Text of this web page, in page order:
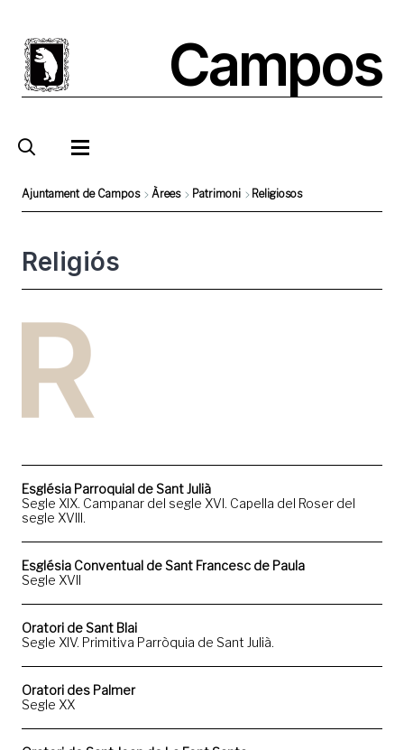
contenido
principal
Campos
enlaces
de
navegación
Ajuntament de Campos Àrees Patrimoni Religiosos
Religiós
Foto
Església Parroquial de Sant Julià
Segle XIX. Campanar del segle XVI. Capella del Roser del
segle XVIII.
Església Conventual de Sant Francesc de Paula
Segle XVII
Oratori de Sant Blai
Segle XIV. Primitiva Parròquia de Sant Julià.
Oratori des Palmer
Segle XX